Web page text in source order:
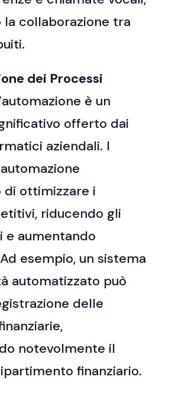
la collaborazione tra
dei Processi
è un
offerto dai
aziendali. I
di ottimizzare i
riducendo gli
e aumentando
esempio, un sistema
automatizzato può
delle
notevolmente il
finanziario.